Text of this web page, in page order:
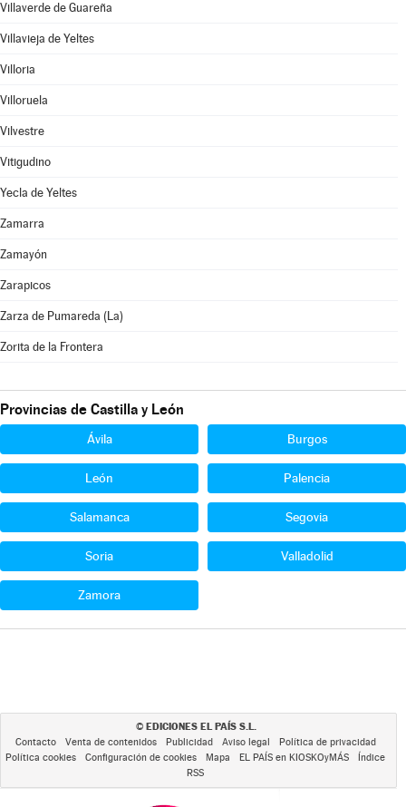
Villaverde de Guareña
Villavieja de Yeltes
Villoria
Villoruela
Vilvestre
Vitigudino
Yecla de Yeltes
Zamarra
Zamayón
Zarapicos
Zarza de Pumareda (La)
Zorita de la Frontera
Provincias de Castilla y León
Ávila Burgos
León Palencia
Salamanca Segovia
Soria Valladolid
Zamora
© EDICIONES EL PAÍS S.L.
Contacto Venta de contenidos Publicidad Aviso legal
Política de privacidad
Política cookies
Configuración de cookies Mapa EL PAÍS en KIOSKOyMÁS
Índice
RSS